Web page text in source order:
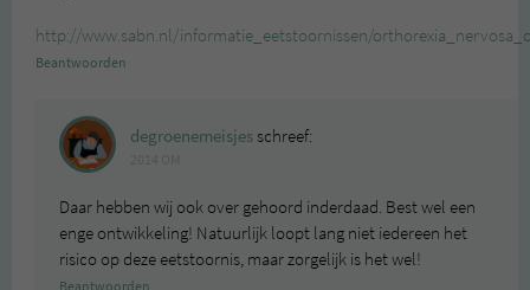
http://www.sabn.nl/informatie_eetstoornissen/
Beantwoorden
degroenemeisjesschreef:
Daar hebben wij ook over gehoord inderdaad. Best wel een
enge ontwikkeling! Natuurlijk loopt lang niet iedereen het
risico op deze eetstoornis, maar zorgelijk is het wel!